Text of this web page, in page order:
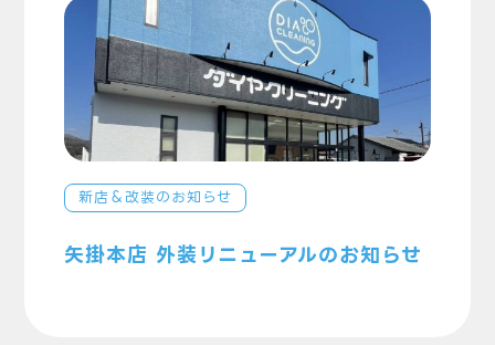
新店＆改装のお知らせ
矢掛本店 外装リニューアルのお知らせ